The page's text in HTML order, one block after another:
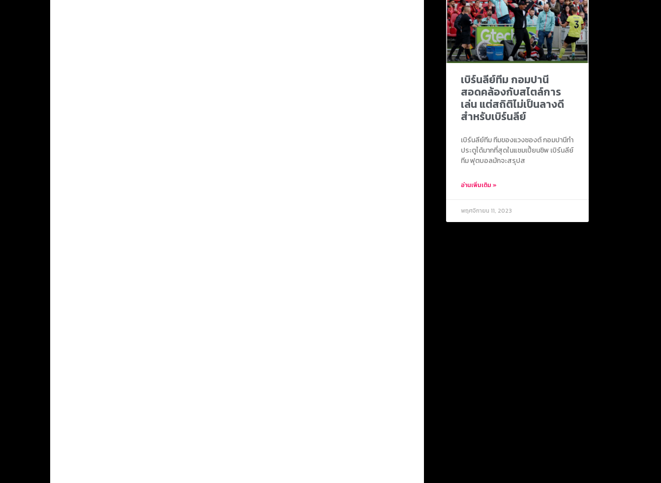
เบิร์นลีย์ทีม กอมปานี
สอดคล้องกับสไตล์การ
เล่น แต่สถิติไม่เป็นลางดี
สำหรับเบิร์นลีย์
เบิร์นลีย์ทีม ทีมของแวงซองต์ กอมปานีทำ
ประตูได้มากที่สุดในแชมเปี้ยนชิพ เบิร์นลีย์
ทีม ฟุตบอลมักจะสรุปส
อ่านเพิ่มเติม »
พฤศจิกายน 11, 2023